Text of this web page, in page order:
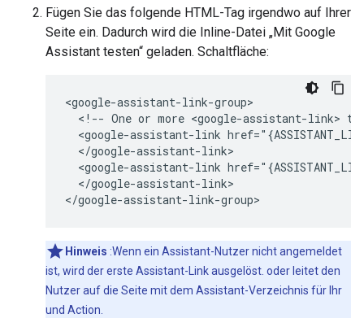
Fügen Sie das folgende HTML-Tag irgendwo auf Ihrer
Seite ein. Dadurch wird die Inline-Datei „Mit Google
Assistant testen“ geladen. Schaltfläche:
<google-assistant-link-group>
<!-- One or more <google-assistant-link>
<google-assistant-link
  </google-assistant-link>
<google-assistant-link
  </google-assistant-link>
Hinweis :Wenn ein Assistant-Nutzer nicht angemeldet
ist, wird der erste Assistant-Link ausgelöst. oder leitet den
Nutzer auf die Seite mit dem Assistant-Verzeichnis für Ihr
und Action.